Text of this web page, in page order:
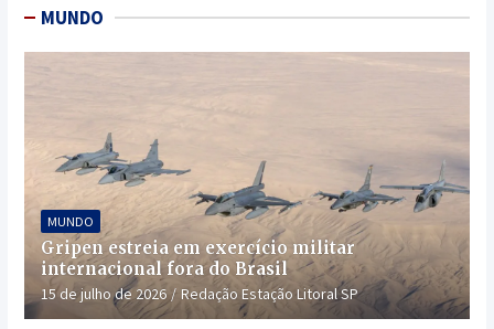
MUNDO
MUNDO
Gripen estreia em exercício militar
internacional fora do Brasil
15 de julho de 2026 Redação Estação Litoral SP